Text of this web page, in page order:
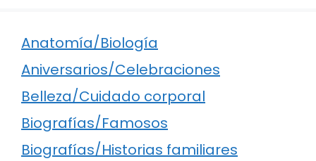
Anatomía/Biología
Aniversarios/Celebraciones
Belleza/Cuidado corporal
Biografías/Famosos
Biografías/Historias familiares